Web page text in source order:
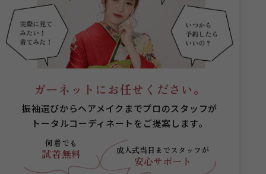
ガーネットにお任せください。
振袖選びからヘアメイクまでプロのスタッフが
トータルコーディネートをご提案します。
何着でも
試着無料 成人式当日まで スタッフが
安心サポート